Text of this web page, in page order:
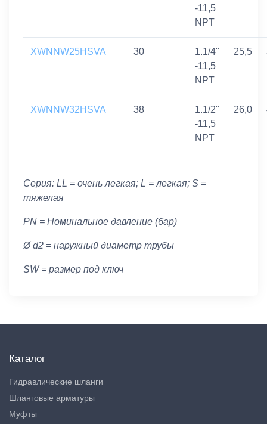
-11,5
NPT
XWNNW25HSVA 30
1.1/4"
-11,5
NPT
25,5
XWNNW32HSVA 38
1.1/2"
-11,5
NPT
26,0
Серия: LL = очень легкая; L = легкая; S =
тяжелая
PN = Номинальное давление (бар)
Ø d2 = наружный диаметр трубы
SW = размер под ключ
Каталог
Гидравлические шланги
Шланговые арматуры
Муфты